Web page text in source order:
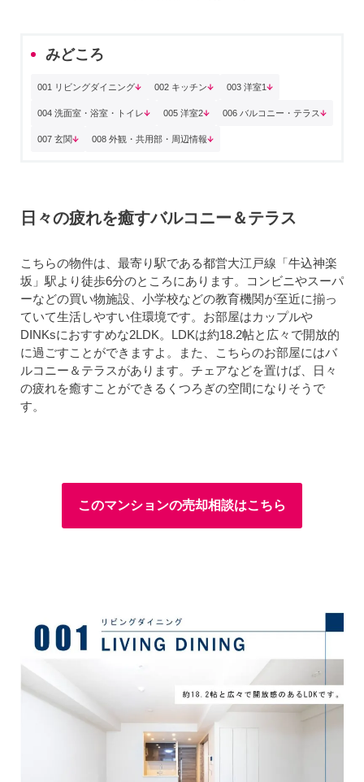
みどころ
001 リビングダイニング 002 キッチン 003 洋室1
004 洗面室・浴室・トイレ 005 洋室2 006 バルコニー・テラス
007 玄関 008 外観・共用部・周辺情報
日々の疲れを癒すバルコニー＆テラス
こちらの物件は、最寄り駅である都営大江戸線「牛込神楽
坂」駅より徒歩6分のところにあります。コンビニやスーパ
ーなどの買い物施設、小学校などの教育機関が至近に揃っ
ていて生活しやすい住環境です。お部屋はカップルや
DINKsにおすすめな2LDK。LDKは約18.2帖と広々で開放的
に過ごすことができますよ。また、こちらのお部屋にはバ
ルコニー＆テラスがあります。チェアなどを置けば、日々
の疲れを癒すことができるくつろぎの空間になりそうで
す。
このマンションの売却相談はこちら